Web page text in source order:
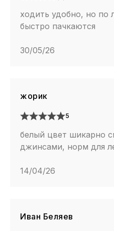
ходить удобно, но
быстро пачкаются
30/05/26
жорик
5
белый цвет шикарно
джинсами, норм для
14/04/26
Иван Беляев